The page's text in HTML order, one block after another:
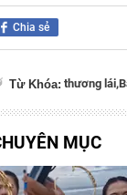
Chia sẻ
Từ Khóa: thương lái,
MỤC